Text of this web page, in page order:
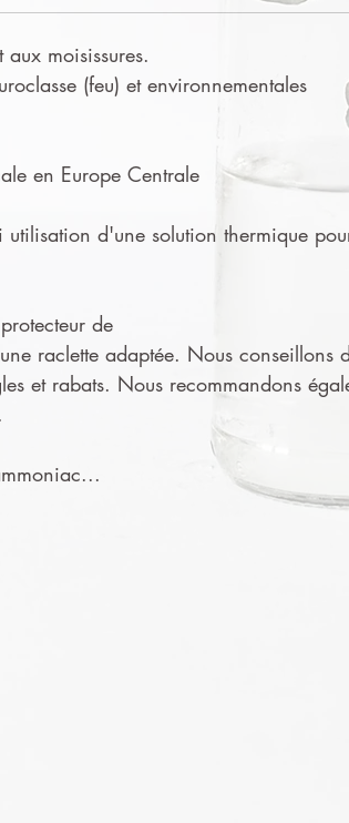
moisissures.
(feu) et environnementales
en Europe Centrale
utilisation d'une solution thermique
de
raclette adaptée. Nous conseillons
et rabats. Nous recommandons